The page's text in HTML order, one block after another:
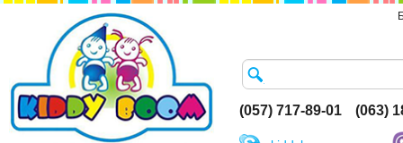
(057) 717-89-01 (063)